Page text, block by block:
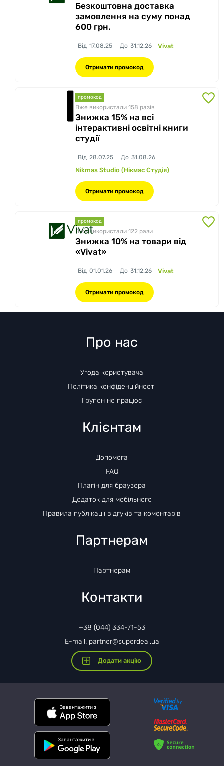
Безкоштовна доставка
замовлення на суму понад
600 грн.
Від 17.08.25 До 31.12.26 Vivat
Отримати промокод
промокод
Вже використали 158 разів
Знижка 15% на всі
інтерактивні освітні книги
студії
Від 28.07.25 До 31.08.26
Nikmas Studio (Нікмас Студія)
Отримати промокод
промокод
Вже використали 122 рази
Знижка 10% на товари від
«Vivat»
Від 01.01.26 До 31.12.26 Vivat
Отримати промокод
Про нас
Угода користувача
Політика конфіденційності
Групон не працює
Клієнтам
Допомога
FAQ
Плагін для браузера
Додаток для мобільного
Правила публікації відгуків та коментарів
Партнерам
Партнерам
Контакти
+38 (044) 334-71-53
E-mail: partner@superdeal.ua
Додати акцію
Завантажити з
Завантажити з